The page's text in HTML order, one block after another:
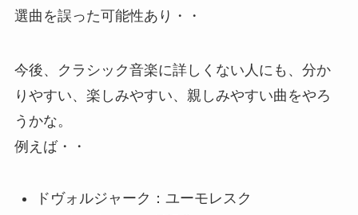
選曲を誤った可能性あり・・
今後、クラシック音楽に詳しくない人にも、分か
りやすい、楽しみやすい、親しみやすい曲をやろ
うかな。
例えば・・
ドヴォルジャーク：ユーモレスク